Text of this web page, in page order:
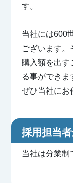
す。
当社には600
ございます。
購入額を出す
る事ができま
ぜひ当社にお
採用担当
当社は分業制